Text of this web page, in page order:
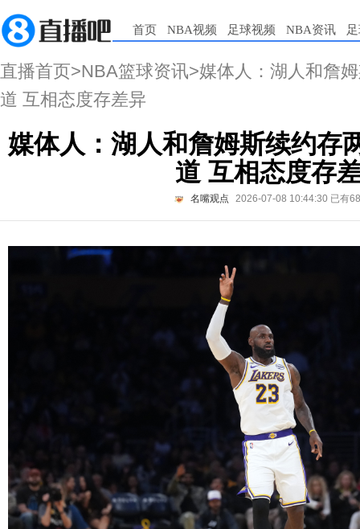
首页 NBA视频 足球视频 NBA资讯
直播首页>NBA篮球资讯>媒体人：湖人和詹
道 互相态度存差异
媒体人：湖人和詹姆斯续约存
道 互相态度存
名嘴观点 2026-07-08 10:44:30 已有